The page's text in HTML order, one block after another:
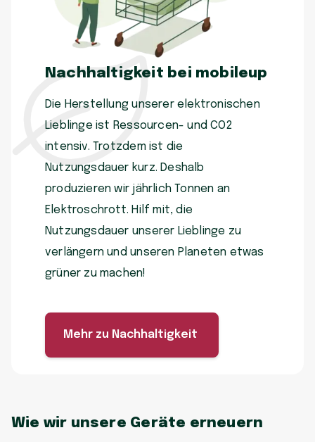
Nachhaltigkeit bei mobileup
Die Herstellung unserer elektronischen
Lieblinge ist Ressourcen- und CO2
intensiv. Trotzdem ist die
Nutzungsdauer kurz. Deshalb
produzieren wir jährlich Tonnen an
Elektroschrott. Hilf mit, die
Nutzungsdauer unserer Lieblinge zu
verlängern und unseren Planeten etwas
grüner zu machen!
Mehr zu Nachhaltigkeit
Wie wir unsere Geräte erneuern